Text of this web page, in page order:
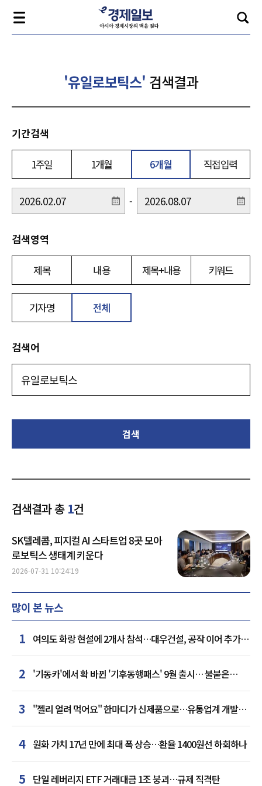
'유일로보틱스' 검색결과
기간검색
1주일 1개월 6개월 직접입력
-
검색영역
제목 내용 제목+내용 키워드
기자명 전체
검색어
검색
검색결과 총 1건
SK텔레콤, 피지컬 AI 스타트업 8곳 모아
로보틱스 생태계 키운다
2026-07-31 10:24:19
많이 본 뉴스
1 여의도 화랑 현설에 2개사 참석…대우건설, 공작 이어 추가
거점 확보하나
2 '기동카'에서 확 바뀐 '기후동행패스' 9월 출시… 불붙은
카드사 경쟁
3
"젤리 얼려 먹어요" 한마디가 신제품으로…유통업계 개발실
된 SNS
4 원화 가치 17년 만에 최대 폭 상승…환율 1400원선 하회하나
5 단일 레버리지 ETF 거래대금 1조 붕괴…규제 직격탄